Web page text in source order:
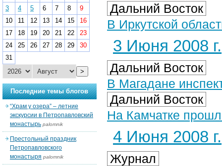
Дальний Восток
В Иркутской
3 Июня 2008 г.
Дальний Восток
В Магадане
Дальний Восток
На Камчатке
4 Июня 2008 г.
Журнал
3
4 5 6 7 8
9
10
11 12 13 14 15
16
17
18 19 20 21 22
23
24
25 26 27 28 29
30
31
>
Последние темы блогов
“Храм у озера” – летние
экскурсии в Петропавловский
монастырь palomnik
Престольный праздник
Петропавловского
монастыря palomnik